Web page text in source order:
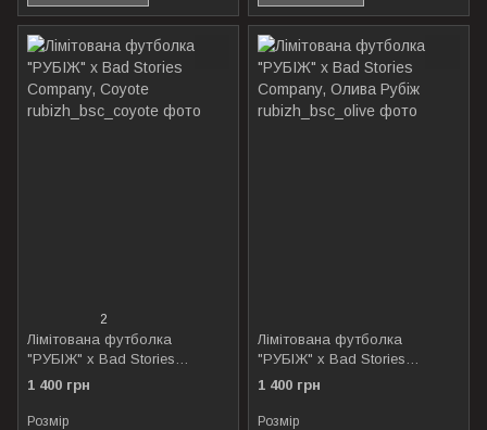
2
Лімітована футболка
"РУБІЖ" x Bad Stories
Company, Coyote
1 400 грн
Розмір
Лімітована футболка
"РУБІЖ" x Bad Stories
Company, Олива Рубіж
1 400 грн
Розмір